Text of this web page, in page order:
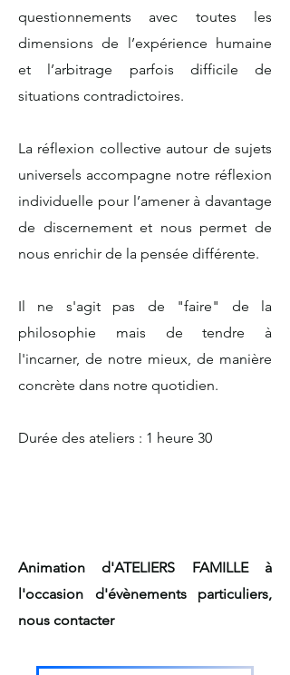
questionnements avec toutes les
dimensions de l’expérience humaine
et l’arbitrage parfois difficile de
situations contradictoires.
La réflexion collective autour de sujets
universels accompagne notre réflexion
individuelle pour l’amener à davantage
de discernement et nous permet de
nous enrichir de la pensée différente.​
Il ne s'agit pas de "faire" de la
philosophie mais de tendre à
l'incarner, de notre mieux, de manière
concrète dans notre quotidien.
Durée des ateliers : 1 heure 30
Animation d'ATELIERS FAMILLE à
l'occasion d'évènements particuliers,
nous contacter